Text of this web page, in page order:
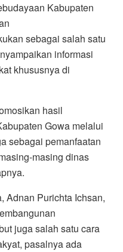
Kabupaten
sebagai salah satu
informasi
khususnya di
hasil
Gowa melalui
sebagai pemanfaatan
masing dinas
Adnan Purichta Ichsan,
juga salah satu cara
pasalnya ada